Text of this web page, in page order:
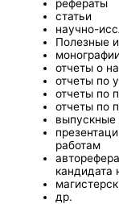
рефераты
статьи
научно-
Полезные
монографии
отчеты о
отчеты по
отчеты по
отчеты по
выпускные
работам
кандидата
др.